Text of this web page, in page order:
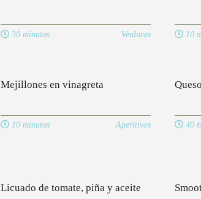
30 minutos Verduras 10
Mejillones en vinagreta
10 minutos Aperitivos 40
Licuado de tomate, piña y aceite